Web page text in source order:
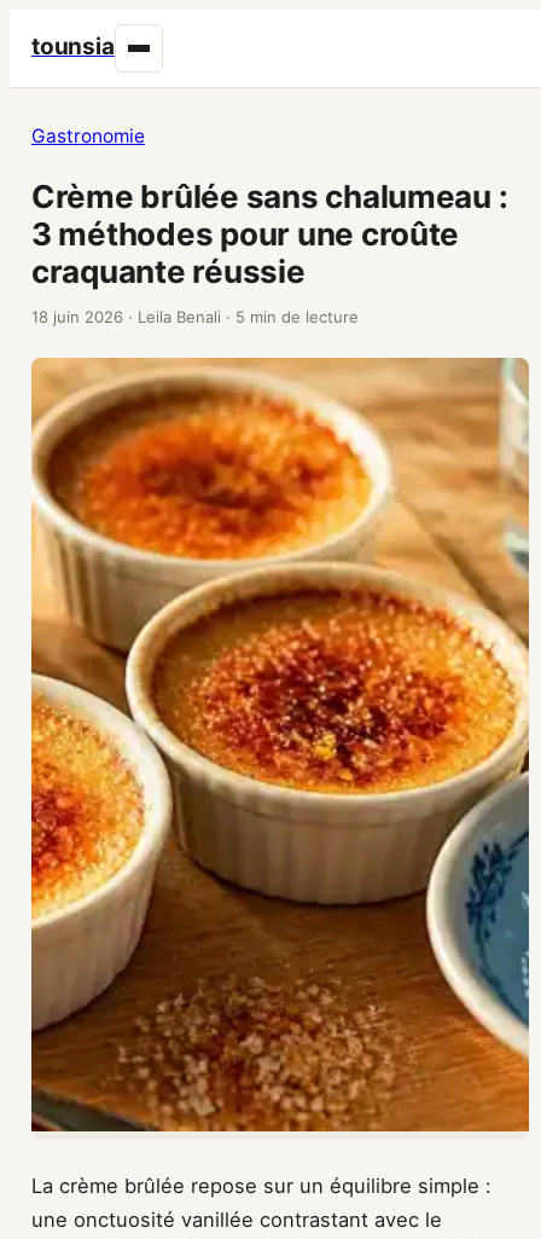
tounsia
Gastronomie
Crème brûlée sans chalumeau :
3 méthodes pour une croûte
craquante réussie
18 juin 2026 · Leila Benali · 5 min de lecture
La crème brûlée repose sur un équilibre simple :
une onctuosité vanillée contrastant avec le